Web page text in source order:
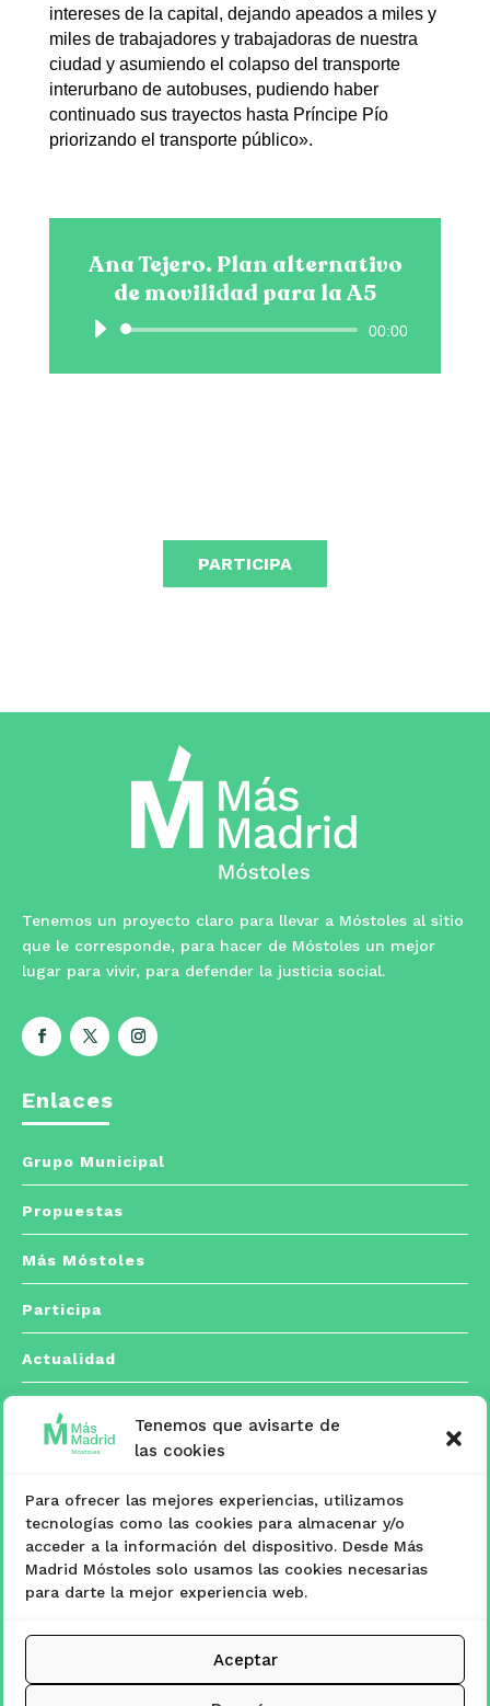
Tenemos que avisarte de
las cookies
Para ofrecer las mejores experiencias, utilizamos
tecnologías como las cookies para almacenar y/o
acceder a la información del dispositivo. Desde Más
Madrid Móstoles solo usamos las cookies necesarias
para darte la mejor experiencia web.
Aceptar
intereses de la capital, dejando apeados a miles y
miles de trabajadores y trabajadoras de nuestra
ciudad y asumiendo el colapso del transporte
interurbano de autobuses, pudiendo haber
continuado sus trayectos hasta Príncipe Pío
priorizando el transporte público».
Ana Tejero. Plan alternativo
de movilidad para la A5
Reproductor
00:00
PARTICIPA
Tenemos un proyecto claro para llevar a Móstoles al sitio
que le corresponde, para hacer de Móstoles un mejor
lugar para vivir, para defender la justicia social.
Enlaces
Grupo Municipal
Propuestas
Más Móstoles
Participa
Actualidad
Contacto
 C/ Españoleto, 5 posterior. 28933 Móstoles,
Madrid
 www.masmadridmostoles.org